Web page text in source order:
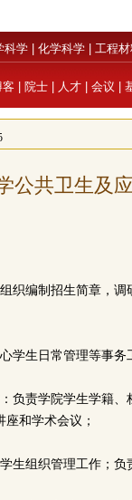
科学 化学科学 工程
客 院士 人才 会议
公共卫生及
织编制招生简章，
学生日常管理等事
负责学院学生学籍
座和学术会议；
生组织管理工作；负